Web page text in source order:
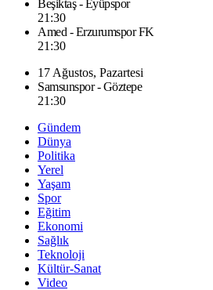
Beşiktaş - Eyüpspor
21:30
Amed - Erzurumspor FK
21:30
17 Ağustos, Pazartesi
Samsunspor - Göztepe
21:30
Gündem
Dünya
Politika
Yerel
Yaşam
Spor
Eğitim
Ekonomi
Sağlık
Teknoloji
Kültür-Sanat
Video